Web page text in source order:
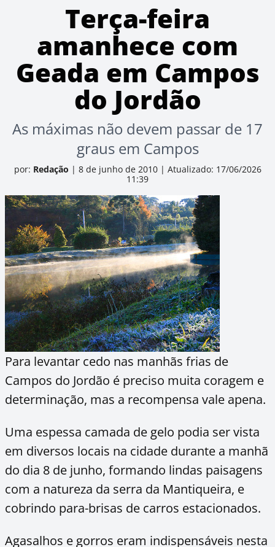
Terça-feira
amanhece com
Geada em Campos
do Jordão
As máximas não devem passar de 17
graus em Campos
por: Redação | 8 de junho de 2010 | Atualizado: 17/06/2026
11:39
Para levantar cedo nas manhãs frias de
Campos do Jordão é preciso muita coragem e
determinação, mas a recompensa vale apena.
Uma espessa camada de gelo podia ser vista
em diversos locais na cidade durante a manhã
do dia 8 de junho, formando lindas paisagens
com a natureza da serra da Mantiqueira, e
cobrindo para-brisas de carros estacionados.
Agasalhos e gorros eram indispensáveis nesta